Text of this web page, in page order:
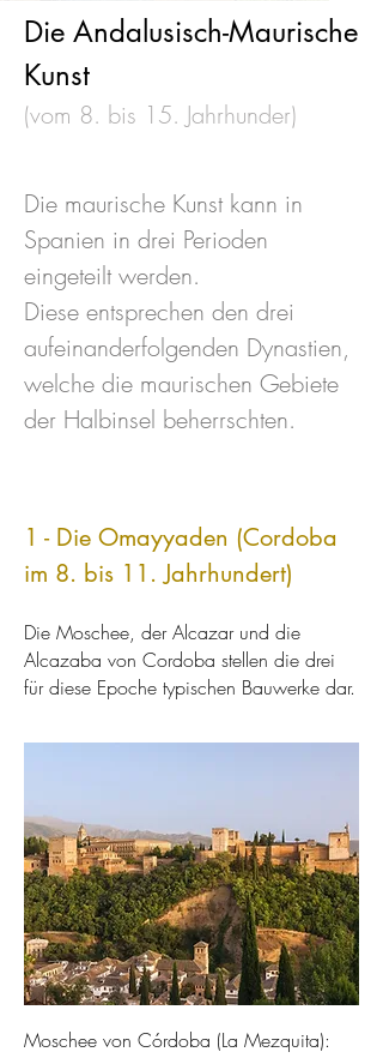
​Die Andalusisch-Maurische
Kunst​
(vom 8. bis 15. Jahrhunder)​
Die maurische Kunst kann in
Spanien in drei Perioden
eingeteilt werden.
Diese entsprechen den drei
aufeinanderfolgenden Dynastien,
welche die maurischen Gebiete
der Halbinsel beherrschten.
1 - Die Omayyaden (Cordoba
im 8. bis 11. Jahrhundert)
Die Moschee, der Alcazar und die
Alcazaba von Cordoba stellen die drei
für diese Epoche typischen Bauwerke dar.
Moschee von Córdoba (La Mezquita):​​​​​​​​​​